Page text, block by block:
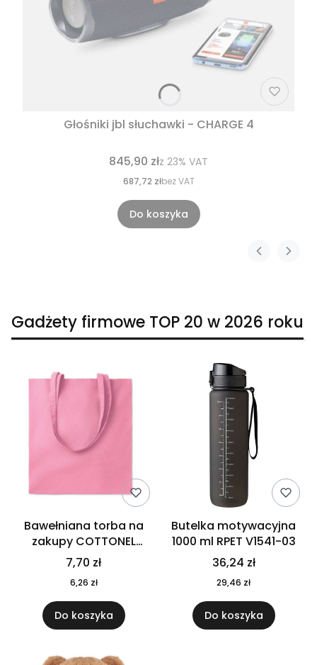
Głośniki jbl słuchawki - CHARGE 4
845,90 złz 23% VAT
687,72 złbez VAT
Do koszyka
Gadżety firmowe TOP 20 w 2026 roku
Bawełniana torba na
zakupy COTTONEL
COLOUR++ MO9846-11
7,70 zł
6,26 zł
Do koszyka
Butelka motywacyjna
1000 ml RPET V1541-03
36,24 zł
29,46 zł
Do koszyka